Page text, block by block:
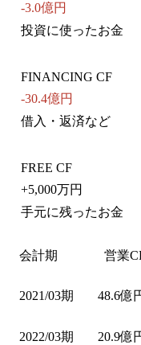
-3.0億円
投資に使ったお金
FINANCING CF
-30.4億円
借入・返済など
FREE CF
+5,000万円
手元に残ったお金
会計期 営業
2021/03期 48.6億
2022/03期 20.9億